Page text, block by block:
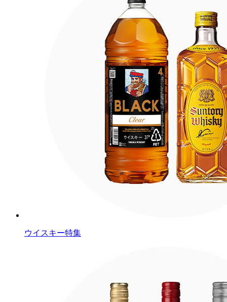
ウイスキー特集